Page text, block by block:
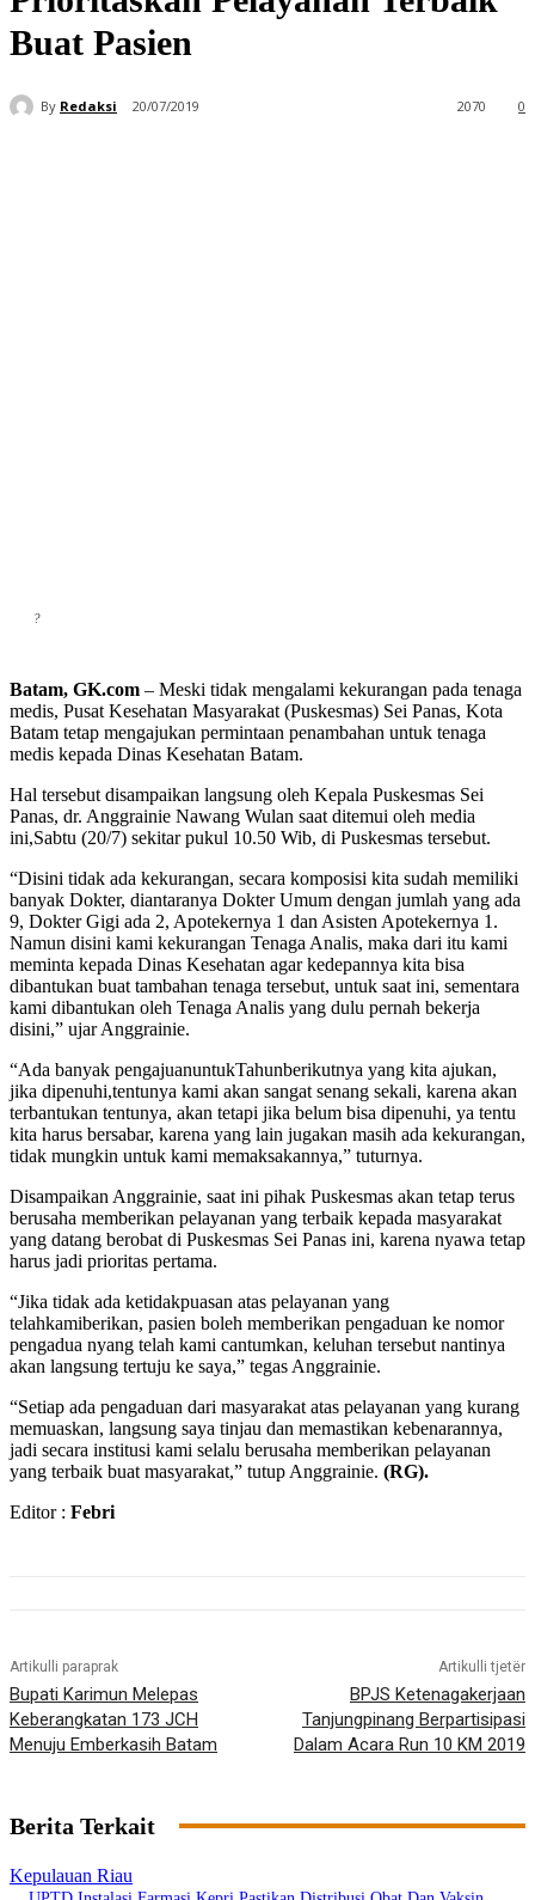
Buat Pasien
By Redaksi 20/07/2019 0
2070
?
Batam, GK.com – Meski tidak mengalami kekurangan pada tenaga
medis, Pusat Kesehatan Masyarakat (Puskesmas) Sei Panas, Kota
Batam tetap mengajukan permintaan penambahan untuk tenaga
medis kepada Dinas Kesehatan Batam.
Hal tersebut disampaikan langsung oleh Kepala Puskesmas Sei
Panas, dr. Anggrainie Nawang Wulan saat ditemui oleh media
ini,Sabtu (20/7) sekitar pukul 10.50 Wib, di Puskesmas tersebut.
“Disini tidak ada kekurangan, secara komposisi kita sudah memiliki
banyak Dokter, diantaranya Dokter Umum dengan jumlah yang ada
9, Dokter Gigi ada 2, Apotekernya 1 dan Asisten Apotekernya 1.
Namun disini kami kekurangan Tenaga Analis, maka dari itu kami
meminta kepada Dinas Kesehatan agar kedepannya kita bisa
dibantukan buat tambahan tenaga tersebut, untuk saat ini, sementara
kami dibantukan oleh Tenaga Analis yang dulu pernah bekerja
disini,” ujar Anggrainie.
“Ada banyak pengajuanuntukTahunberikutnya yang kita ajukan,
jika dipenuhi,tentunya kami akan sangat senang sekali, karena akan
terbantukan tentunya, akan tetapi jika belum bisa dipenuhi, ya tentu
kita harus bersabar, karena yang lain jugakan masih ada kekurangan,
tidak mungkin untuk kami memaksakannya,” tuturnya.
Disampaikan Anggrainie, saat ini pihak Puskesmas akan tetap terus
berusaha memberikan pelayanan yang terbaik kepada masyarakat
yang datang berobat di Puskesmas Sei Panas ini, karena nyawa tetap
harus jadi prioritas pertama.
“Jika tidak ada ketidakpuasan atas pelayanan yang
telahkamiberikan, pasien boleh memberikan pengaduan ke nomor
pengadua nyang telah kami cantumkan, keluhan tersebut nantinya
akan langsung tertuju ke saya,” tegas Anggrainie.
“Setiap ada pengaduan dari masyarakat atas pelayanan yang kurang
memuaskan, langsung saya tinjau dan memastikan kebenarannya,
jadi secara institusi kami selalu berusaha memberikan pelayanan
yang terbaik buat masyarakat,” tutup Anggrainie. (RG).
Editor : Febri
Artikulli paraprak
Bupati Karimun Melepas
Keberangkatan 173 JCH
Menuju Emberkasih Batam
Artikulli tjetër
BPJS Ketenagakerjaan
Tanjungpinang Berpartisipasi
Dalam Acara Run 10 KM 2019
Berita Terkait
Kepulauan Riau